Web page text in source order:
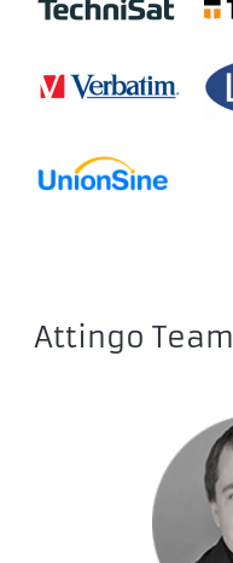
Attingo Team